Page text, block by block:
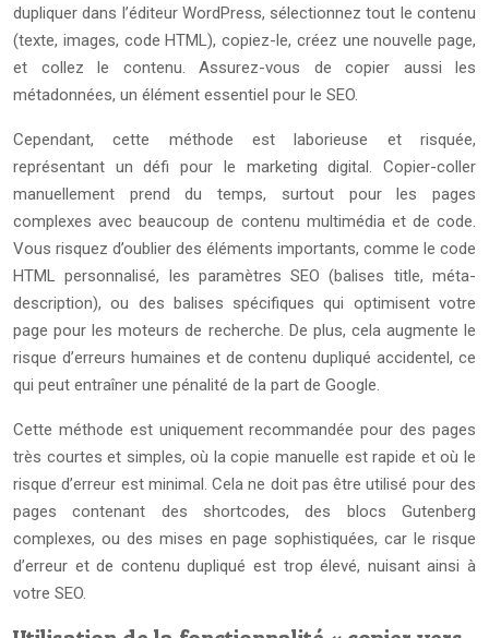
dupliquer dans l’éditeur WordPress, sélectionnez tout le contenu
(texte, images, code HTML), copiez-le, créez une nouvelle page,
et collez le contenu. Assurez-vous de copier aussi les
métadonnées, un élément essentiel pour le SEO.
Cependant, cette méthode est laborieuse et risquée,
représentant un défi pour le marketing digital. Copier-coller
manuellement prend du temps, surtout pour les pages
complexes avec beaucoup de contenu multimédia et de code.
Vous risquez d’oublier des éléments importants, comme le code
HTML personnalisé, les paramètres SEO (balises title, méta-
description), ou des balises spécifiques qui optimisent votre
page pour les moteurs de recherche. De plus, cela augmente le
risque d’erreurs humaines et de contenu dupliqué accidentel, ce
qui peut entraîner une pénalité de la part de Google.
Cette méthode est uniquement recommandée pour des pages
très courtes et simples, où la copie manuelle est rapide et où le
risque d’erreur est minimal. Cela ne doit pas être utilisé pour des
pages contenant des shortcodes, des blocs Gutenberg
complexes, ou des mises en page sophistiquées, car le risque
d’erreur et de contenu dupliqué est trop élevé, nuisant ainsi à
votre SEO.